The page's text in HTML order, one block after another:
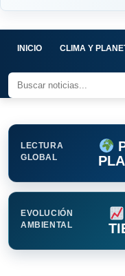
INICIO CLIMA Y
LECTURA
GLOBAL
EVOLUCIÓN
AMBIENTAL